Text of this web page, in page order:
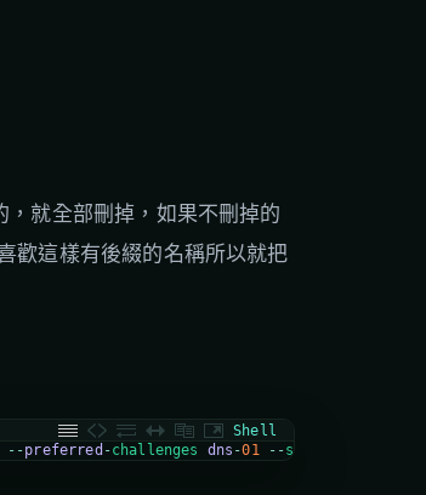
就全部刪掉，如果不刪掉的
歡這樣有後綴的名稱所以就把
Shell
--preferred -challenges dns -01 --server